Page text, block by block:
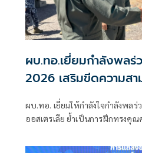
ผบ.ทอ.เยี่ยมกำลังพล
2026 เสริมขีดความส
อธิปไตย
ผบ.ทอ. เยี่ยมให้กำลังใจกำลังพล
ออสเตรเลีย ย้ำเป็นการฝึกทรงคุ
อธิปไตยไทย